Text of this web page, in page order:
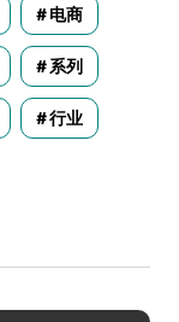
电商
系列
行业